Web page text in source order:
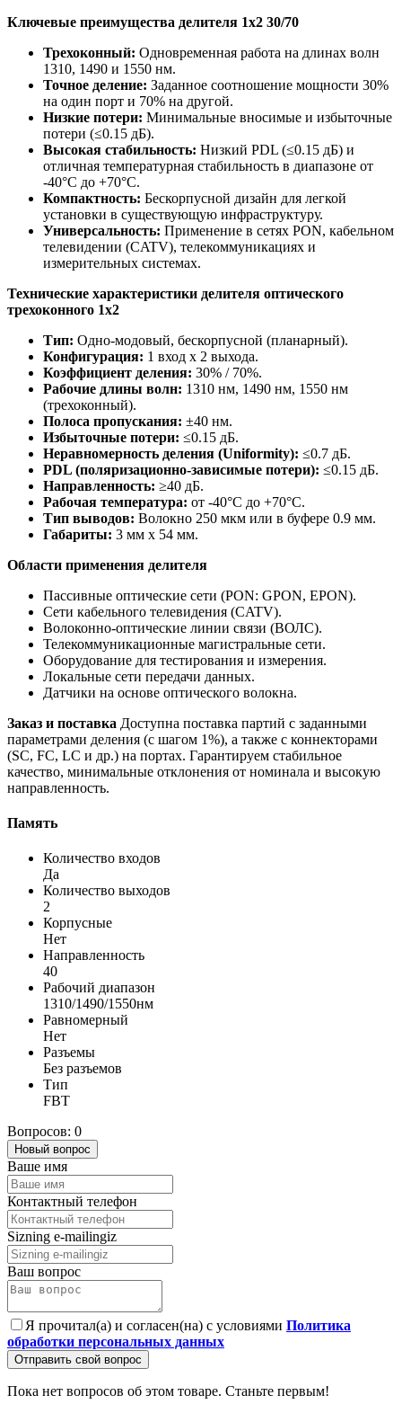
Ключевые преимущества делителя 1х2 30/70
Трехоконный: Одновременная работа на длинах волн
1310, 1490 и 1550 нм.
Точное деление: Заданное соотношение мощности 30%
на один порт и 70% на другой.
Низкие потери: Минимальные вносимые и избыточные
потери (≤0.15 дБ).
Высокая стабильность: Низкий PDL (≤0.15 дБ) и
отличная температурная стабильность в диапазоне от
-40°C до +70°C.
Компактность: Бескорпусной дизайн для легкой
установки в существующую инфраструктуру.
Универсальность: Применение в сетях PON, кабельном
телевидении (CATV), телекоммуникациях и
измерительных системах.
Технические характеристики делителя оптического
трехоконного 1х2
Тип: Одно-модовый, бескорпусной (планарный).
Конфигурация: 1 вход x 2 выхода.
Коэффициент деления: 30% / 70%.
Рабочие длины волн: 1310 нм, 1490 нм, 1550 нм
(трехоконный).
Полоса пропускания: ±40 нм.
Избыточные потери: ≤0.15 дБ.
Неравномерность деления (Uniformity): ≤0.7 дБ.
PDL (поляризационно-зависимые потери): ≤0.15 дБ.
Направленность: ≥40 дБ.
Рабочая температура: от -40°C до +70°C.
Тип выводов: Волокно 250 мкм или в буфере 0.9 мм.
Габариты: 3 мм x 54 мм.
Области применения делителя
Пассивные оптические сети (PON: GPON, EPON).
Сети кабельного телевидения (CATV).
Волоконно-оптические линии связи (ВОЛС).
Телекоммуникационные магистральные сети.
Оборудование для тестирования и измерения.
Локальные сети передачи данных.
Датчики на основе оптического волокна.
Заказ и поставка Доступна поставка партий с заданными
параметрами деления (с шагом 1%), а также с коннекторами
(SC, FC, LC и др.) на портах. Гарантируем стабильное
качество, минимальные отклонения от номинала и высокую
направленность.
Память
Количество входов
Да
Количество выходов
2
Корпусные
Нет
Направленность
40
Рабочий диапазон
1310/1490/1550нм
Равномерный
Нет
Разъемы
Без разъемов
Тип
FBT
Вопросов: 0
Новый вопрос
Ваше имя
Контактный телефон
Sizning e-mailingiz
Ваш вопрос
Я прочитал(а) и согласен(на) с условиями Политика
обработки персональных данных
Отправить свой вопрос
Пока нет вопросов об этом товаре. Станьте первым!